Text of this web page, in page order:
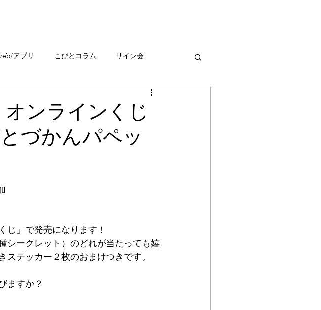
アプリ こびとコラム サイン会
ンラインくじ
づかんパペッ
じ」で発売になります！
シークレット）のどれが当たっても嬉
ステッカー２枚のおまけつきです。
ますか？